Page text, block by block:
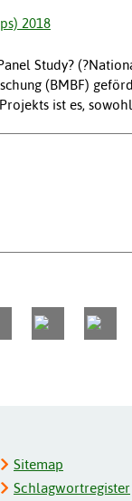
2018
Study?
(BMBF)
ist es,
Sitemap
Schlagwortregister